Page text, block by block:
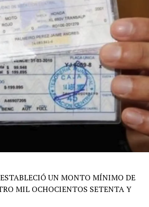
UN MONTO MÍNIMO DE
MIL OCHOCIENTOS SETENTA Y